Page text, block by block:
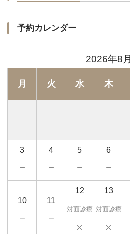
予約カレンダー
2026年8月
月 火 水 木
3
－
4
－
5
－
6
－
10
－
11
－
12
対面診療
×
13
対面診療
×